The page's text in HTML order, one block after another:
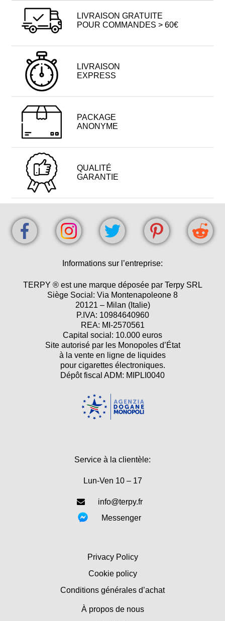
LIVRAISON GRATUITE
POUR COMMANDES > 60€
LIVRAISON
EXPRESS
PACKAGE
ANONYME
QUALITÉ
GARANTIE
Informations sur l’entreprise:
TERPY ® est une marque déposée par Terpy SRL
Siège Social: Via Montenapoleone 8
20121 – Milan (Italie)
P.IVA: 10984640960
REA: MI-2570561
Capital social: 10.000 euros
Site autorisé par les Monopoles d’État
à la vente en ligne de liquides
pour cigarettes électroniques.
Dépôt fiscal ADM: MIPLI0040
Service à la clientèle:
Lun-Ven 10 – 17
info@terpy.fr
Messenger
Privacy Policy
Cookie policy
Conditions générales d’achat
À propos de nous